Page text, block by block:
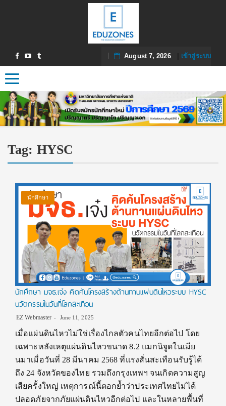
August 7, 2026| เข้าสู่ระบบ
Toggle navigation
Tag: HYSC
นักศึกษา
นักศึกษา มจธ.เจ๋ง คิดค้นโครงสร้างต้านทานแผ่นดินไหวระบบ HYSC
นวัตกรรมในวันที่โลกสะเทือน
EZ Webmaster June 11, 2025
เมื่อแผ่นดินไหวไม่ใช่เรื่องไกลตัวคนไทยอีกต่อไป โดย
เฉพาะหลังเหตุแผ่นดินไหวขนาด 8.2 แมกนิจูดในเมีย
นมาเมื่อวันที่ 28 มีนาคม 2568 ที่แรงสั่นสะเทือนรับรู้ได้
ถึง 24 จังหวัดของไทย รวมถึงกรุงเทพฯ จนเกิดความสูญ
เสียครั้งใหญ่ เหตุการณ์นี้ตอกย้ำว่าประเทศไทยไม่ได้
ปลอดภัยจากภัยแผ่นดินไหวอีกต่อไป และในหลายพื้นที่